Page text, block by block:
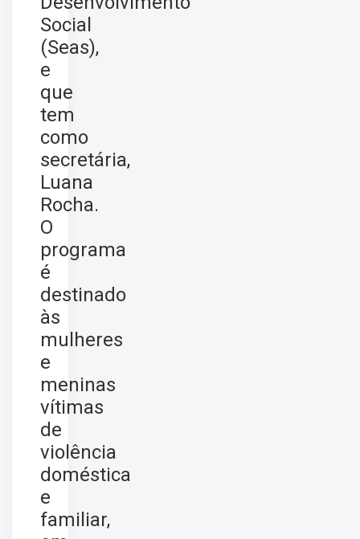
Social
(Seas),
e
que
tem
como
secretária,
Luana
Rocha.
O
programa
é
destinado
às
mulheres
e
meninas
vítimas
de
violência
doméstica
e
familiar,